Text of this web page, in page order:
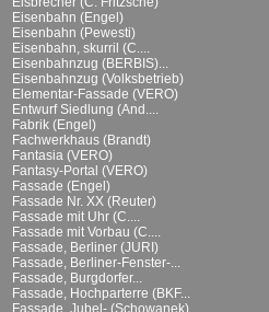
Eisenbahn (Engel)
Eisenbahn (Pewesti)
Eisenbahn, skurril (C....
Eisenbahnzug (BERBIS)...
Eisenbahnzug (Volksbetrieb)
Elementar-Fassade (VERO)
Entwurf Siedlung (And....
Fabrik (Engel)
Fachwerkhaus (Brandt)
Fantasia (VERO)
Fantasy-Portal (VERO)
Fassade (Engel)
Fassade Nr. XX (Reuter)
Fassade mit Uhr (C....
Fassade mit Vorbau (C....
Fassade, Berliner (JURI)
Fassade, Berliner-Fenster-...
Fassade, Burgdorfer...
Fassade, Hochparterre (BKF...
Fassade, Jubel- (Schowanek)